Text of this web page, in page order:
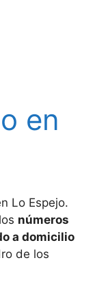
en
Lo Espejo.
números
a domicilio
de los